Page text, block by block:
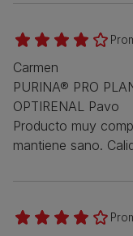
Carmen
PURINA® PRO
OPTIRENAL Pavo
Producto muy
mantiene sano.